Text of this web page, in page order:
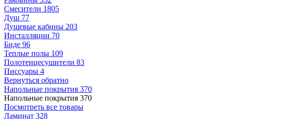
Смесители 1805
Душ 77
Душевые кабины 203
Инсталляции 70
Биде 96
Теплые полы 109
Полотенцесушители 83
Писсуары 4
Вернуться обратно
Напольные покрытия 370
Напольные покрытия 370
Посмотреть все товары
Ламинат 328